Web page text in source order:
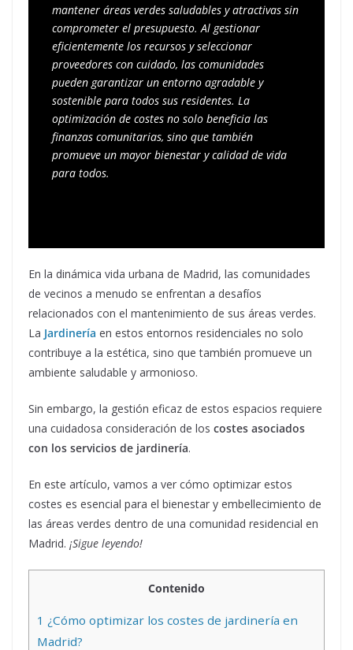
mantener áreas verdes saludables y atractivas sin
comprometer el presupuesto. Al gestionar
eficientemente los recursos y seleccionar
proveedores con cuidado, las comunidades
pueden garantizar un entorno agradable y
sostenible para todos sus residentes. La
optimización de costes no solo beneficia las
finanzas comunitarias, sino que también
promueve un mayor bienestar y calidad de vida
para todos.
En la dinámica vida urbana de Madrid, las comunidades
de vecinos a menudo se enfrentan a desafíos
relacionados con el mantenimiento de sus áreas verdes.
La Jardinería en estos entornos residenciales no solo
contribuye a la estética, sino que también promueve un
ambiente saludable y armonioso.
Sin embargo, la gestión eficaz de estos espacios requiere
una cuidadosa consideración de los costes asociados
con los servicios de jardinería.
En este artículo, vamos a ver cómo optimizar estos
costes es esencial para el bienestar y embellecimiento de
las áreas verdes dentro de una comunidad residencial en
Madrid. ¡Sigue leyendo!
Contenido
1 ¿Cómo optimizar los costes de jardinería en
Madrid?